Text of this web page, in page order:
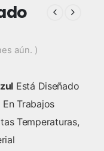
aún. )
Está Diseñado
Trabajos
Temperaturas,